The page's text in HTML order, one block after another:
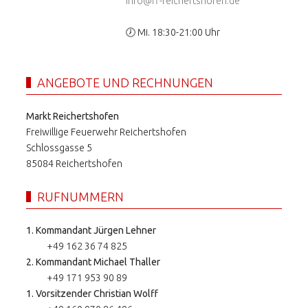
🕖 Mi. 18:30-21:00 Uhr
ANGEBOTE UND RECHNUNGEN
Markt Reichertshofen
Freiwillige Feuerwehr Reichertshofen
Schlossgasse 5
85084 Reichertshofen
RUFNUMMERN
1. Kommandant Jürgen Lehner
+49 162 36 74 825
2. Kommandant Michael Thaller
+49 171 953 90 89
1. Vorsitzender Christian Wolff